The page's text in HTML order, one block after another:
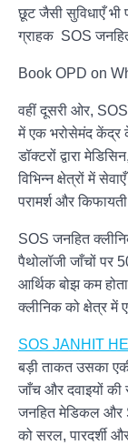
छूट जैसी सुविधाएँ
ग्राहक SOS
Book OPD on
वहीं दूसरी ओर,
में एक भरोसेमंद केंद्र
डॉक्टरों द्वारा
विभिन्न क्षेत्रों में
परामर्श और
SOS जनहित
पैथोलॉजी जाँचों पर
आर्थिक बोझ कम
क्लीनिक को क्षेत्र में
SOS JANHIT
बड़ी ताकत उसका
जाँच और दवाइयों की
जनहित मेडिकल और
को सरल, पारदर्शी